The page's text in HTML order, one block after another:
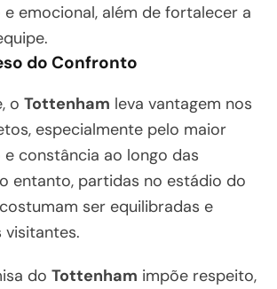
emocional, além de fortalecer a
do Confronto
o Tottenham leva vantagem nos
especialmente pelo maior
constância ao longo das
entanto, partidas no estádio do
ser equilibradas e
visitantes.
do Tottenham impõe respeito,